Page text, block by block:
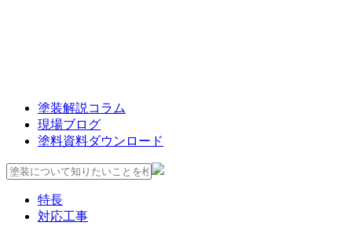
塗装解説コラム
現場ブログ
塗料資料ダウンロード
特長
対応工事